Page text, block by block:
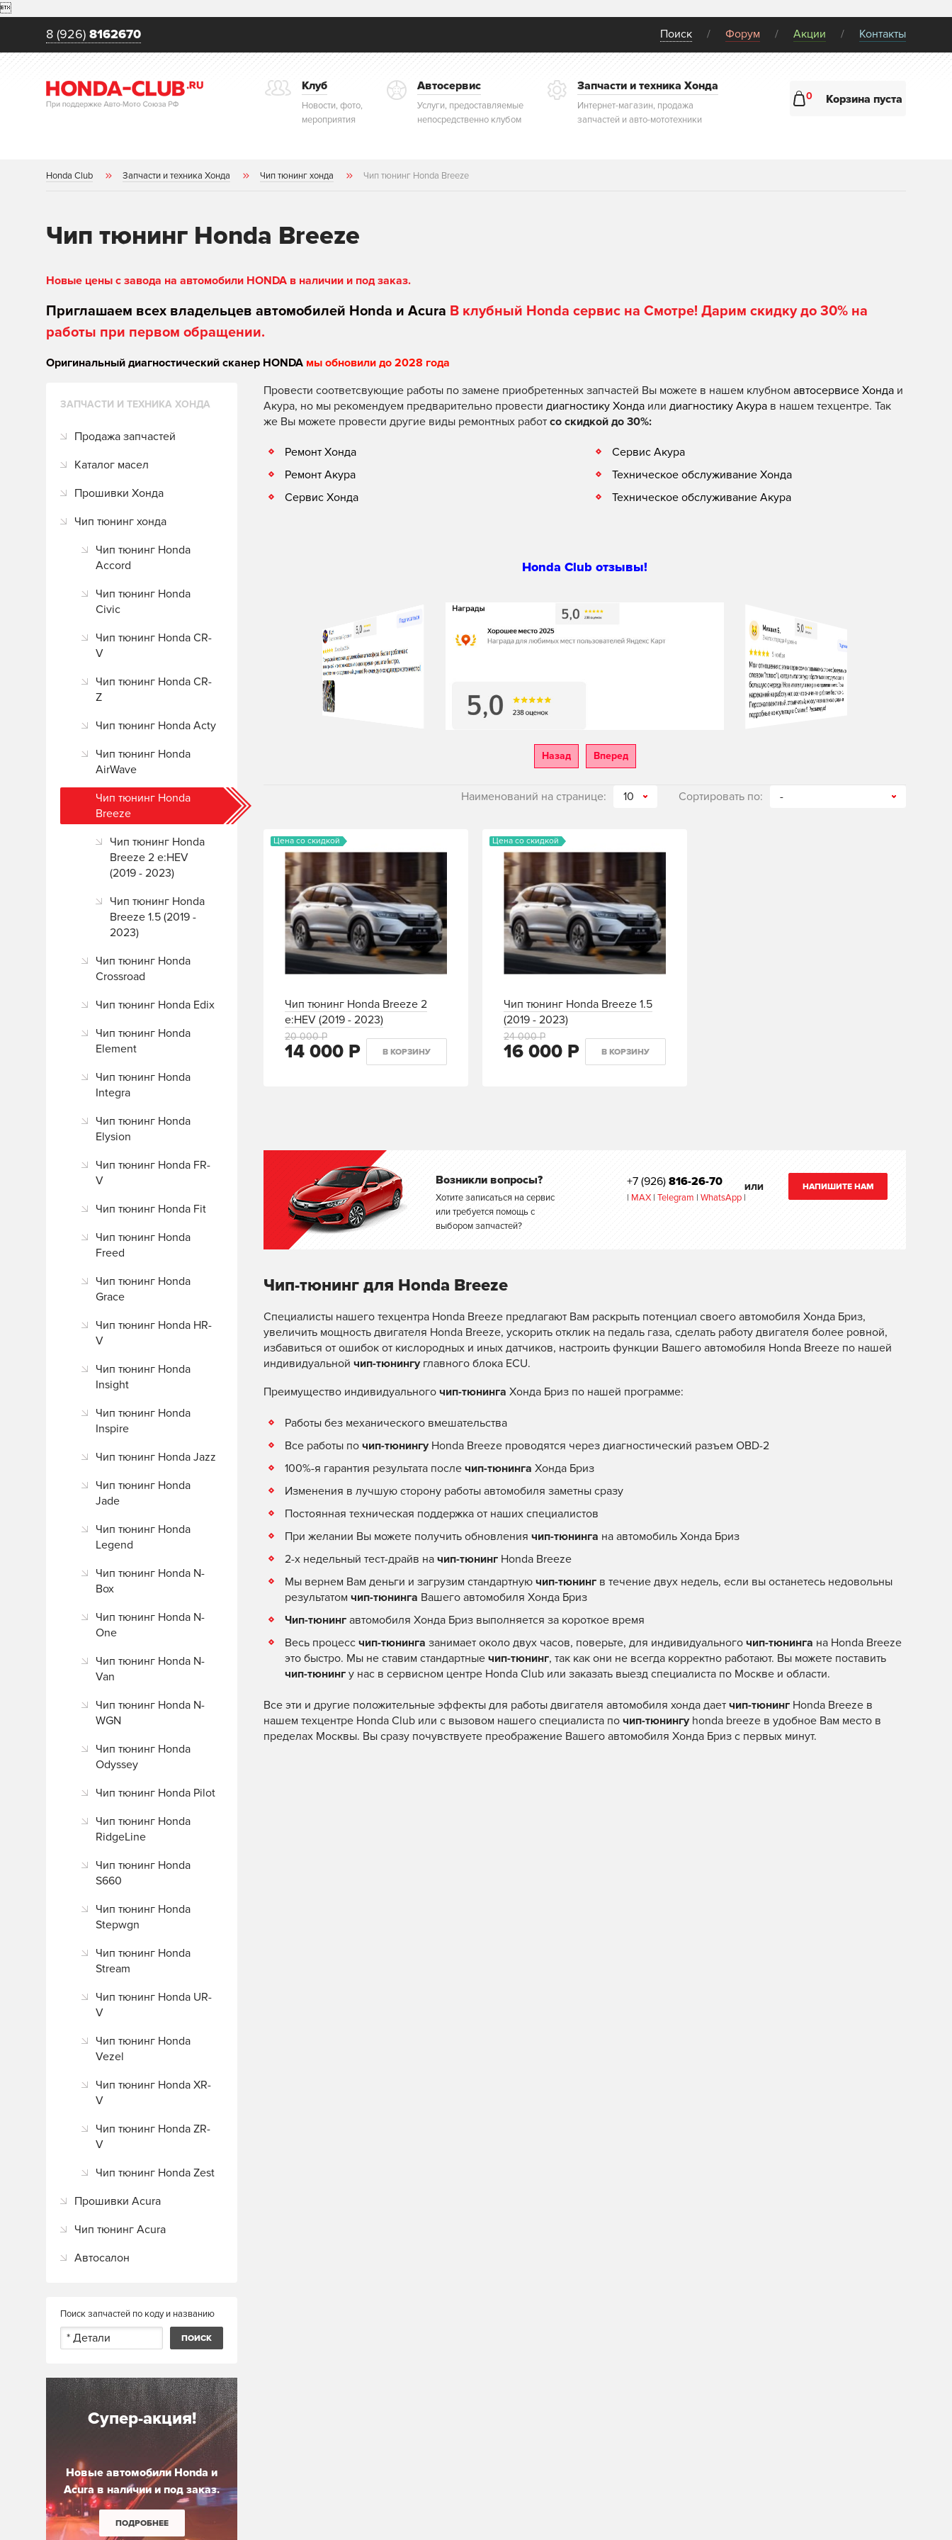

8 (926) 8162670 Поиск Форум Акции Контакты
Клуб
Новости, фото,
мероприятия
Автосервис
Услуги, предоставляемые
непосредственно клубом
Запчасти и техника Хонда
Интернет-магазин, продажа
запчастей и авто-мототехники
0 Корзина пуста
Honda Club Запчасти и техника Хонда Чип тюнинг хонда Чип тюнинг Honda Breeze
Чип тюнинг Honda Breeze
Новые цены с завода на автомобили HONDA в наличии и под заказ.
Приглашаем всех владельцев автомобилей Honda и Acura В клубный Honda сервис на Смотре! Дарим скидку до 30% на
работы при первом обращении.
Оригинальный диагностический сканер HONDA мы обновили до 2028 года
ЗАПЧАСТИ И ТЕХНИКА ХОНДА
Продажа запчастей
Каталог масел
Прошивки Хонда
Чип тюнинг хонда
Чип тюнинг Honda
Accord
Чип тюнинг Honda
Civic
Чип тюнинг Honda CR-
V
Чип тюнинг Honda CR-
Z
Чип тюнинг Honda Acty
Чип тюнинг Honda
AirWave
Чип тюнинг Honda
Breeze
Чип тюнинг Honda
Breeze 2 e:HEV
(2019 - 2023)
Чип тюнинг Honda
Breeze 1.5 (2019 -
2023)
Чип тюнинг Honda
Crossroad
Чип тюнинг Honda Edix
Чип тюнинг Honda
Element
Чип тюнинг Honda
Integra
Чип тюнинг Honda
Elysion
Чип тюнинг Honda FR-
V
Чип тюнинг Honda Fit
Чип тюнинг Honda
Freed
Чип тюнинг Honda
Grace
Чип тюнинг Honda HR-
V
Чип тюнинг Honda
Insight
Чип тюнинг Honda
Inspire
Чип тюнинг Honda Jazz
Чип тюнинг Honda
Jade
Чип тюнинг Honda
Legend
Чип тюнинг Honda N-
Box
Чип тюнинг Honda N-
One
Чип тюнинг Honda N-
Van
Чип тюнинг Honda N-
WGN
Чип тюнинг Honda
Odyssey
Чип тюнинг Honda Pilot
Чип тюнинг Honda
RidgeLine
Чип тюнинг Honda
S660
Чип тюнинг Honda
Stepwgn
Чип тюнинг Honda
Stream
Чип тюнинг Honda UR-
V
Чип тюнинг Honda
Vezel
Чип тюнинг Honda XR-
V
Чип тюнинг Honda ZR-
V
Чип тюнинг Honda Zest
Прошивки Acura
Чип тюнинг Acura
Автосалон
Поиск запчастей по коду и названию
Супер-акция!
Новые автомобили Honda и
Acura в наличии и под заказ.
ПОДРОБНЕЕ
Провести соответсвующие работы по замене приобретенных запчастей Вы можете в нашем клубном автосервисе Хонда и
Акура, но мы рекомендуем предварительно провести диагностику Хонда или диагностику Акура в нашем техцентре. Так
же Вы можете провести другие виды ремонтных работ со скидкой до 30%:
Ремонт Хонда
Ремонт Акура
Сервис Хонда
Сервис Акура
Техническое обслуживание Хонда
Техническое обслуживание Акура
Honda Club отзывы!
Назад Вперед
Наименований на странице: 10 Сортировать по: -
Цена со скидкой
Чип тюнинг Honda Breeze 2
e:HEV (2019 - 2023)
14 000 Р
20 000 Р
В КОРЗИНУ
Цена со скидкой
Чип тюнинг Honda Breeze 1.5
(2019 - 2023)
16 000 Р
24 000 Р
В КОРЗИНУ
Возникли вопросы?
Хотите записаться на сервис
или требуется помощь с
выбором запчастей?
+7 (926) 816-26-70
| MAX | Telegram | WhatsApp |
ИЛИ НАПИШИТЕ НАМ
Чип-тюнинг для Honda Breeze
Специалисты нашего техцентра Honda Breeze предлагают Вам раскрыть потенциал своего автомобиля Хонда Бриз,
увеличить мощность двигателя Honda Breeze, ускорить отклик на педаль газа, сделать работу двигателя более ровной,
избавиться от ошибок от кислородных и иных датчиков, настроить функции Вашего автомобиля Honda Breeze по нашей
индивидуальной чип-тюнингу главного блока ECU.
Преимущество индивидуального чип-тюнинга Хонда Бриз по нашей программе:
Работы без механического вмешательства
Все работы по чип-тюнингу Honda Breeze проводятся через диагностический разъем OBD-2
100%-я гарантия результата после чип-тюнинга Хонда Бриз
Изменения в лучшую сторону работы автомобиля заметны сразу
Постоянная техническая поддержка от наших специалистов
При желании Вы можете получить обновления чип-тюнинга на автомобиль Хонда Бриз
2-х недельный тест-драйв на чип-тюнинг Honda Breeze
Мы вернем Вам деньги и загрузим стандартную чип-тюнинг в течение двух недель, если вы останетесь недовольны
результатом чип-тюнинга Вашего автомобиля Хонда Бриз
Чип-тюнинг автомобиля Хонда Бриз выполняется за короткое время
Весь процесс чип-тюнинга занимает около двух часов, поверьте, для индивидуального чип-тюнинга на Honda Breeze
это быстро. Мы не ставим стандартные чип-тюнинг, так как они не всегда корректно работают. Вы можете поставить
чип-тюнинг у нас в сервисном центре Honda Club или заказать выезд специалиста по Москве и области.
Все эти и другие положительные эффекты для работы двигателя автомобиля хонда дает чип-тюнинг Honda Breeze в
нашем техцентре Honda Club или с вызовом нашего специалиста по чип-тюнингу honda breeze в удобное Вам место в
пределах Москвы. Вы сразу почувствуете преображение Вашего автомобиля Хонда Бриз с первых минут.